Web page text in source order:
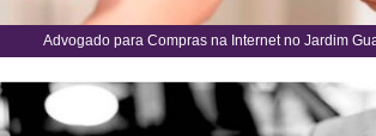
Advogado para Compras na Internet no Jardim